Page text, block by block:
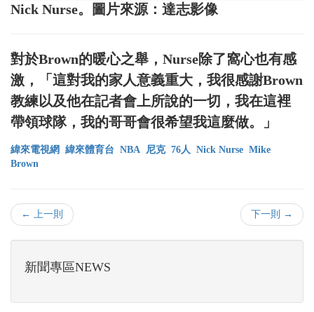
Nick Nurse。圖片來源：達志影像
對於Brown的暖心之舉，Nurse除了窩心也有感
激，「這對我的家人意義重大，我很感謝Brown
教練以及他在記者會上所說的一切，我在這裡
帶領球隊，我的哥哥會很希望我這麼做。」
緯來電視網 緯來體育台 NBA 尼克 76人 Nick Nurse Mike
Brown
← 上一則 下一則 →
新聞專區NEWS